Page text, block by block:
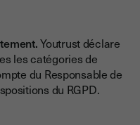
Youtrust déclare
les catégories de
du Responsable de
du RGPD.